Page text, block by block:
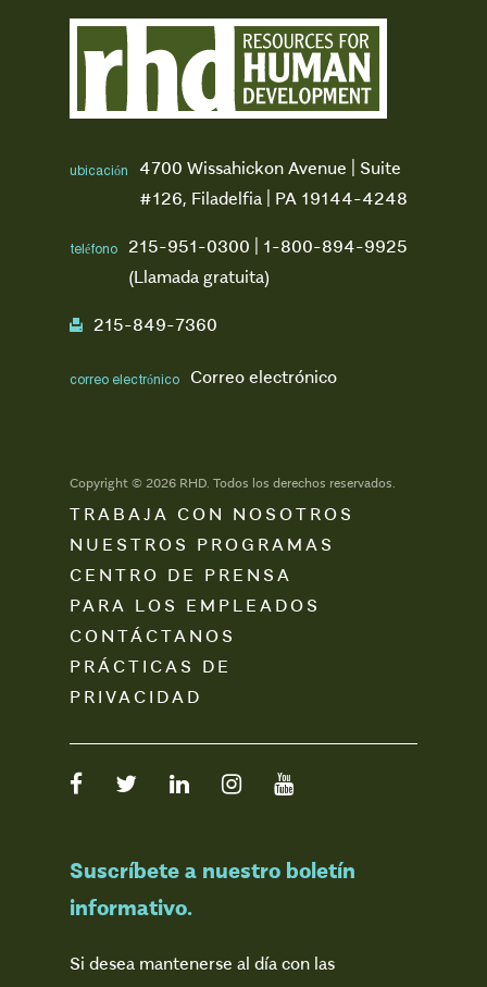
ubicación
4700 Wissahickon Avenue | Suite
#126, Filadelfia | PA 19144-4248
teléfono
215-951-0300 | 1-800-894-9925
(Llamada gratuita)
fax 215-849-7360
correo electrónico Correo electrónico
Copyright © 2026 RHD. Todos los derechos reservados.
TRABAJA CON NOSOTROS
NUESTROS PROGRAMAS
CENTRO DE PRENSA
PARA LOS EMPLEADOS
CONTÁCTANOS
PRÁCTICAS DE
PRIVACIDAD
Suscríbete a nuestro boletín
informativo.
Si desea mantenerse al día con las